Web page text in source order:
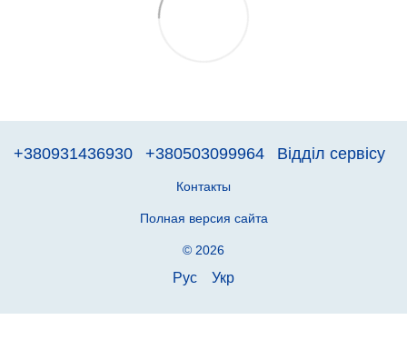
+380931436930 +380503099964 Відділ сервісу
Контакты
Полная версия сайта
© 2026
Рус Укр